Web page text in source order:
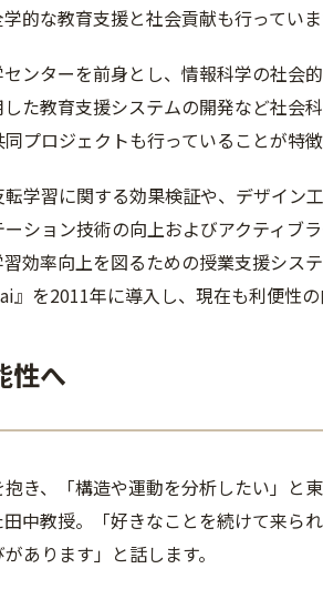
的な教育支援と社会貢献も行っていま
ンターを前身とし、情報科学の社会
た教育支援システムの開発など社会
プロジェクトも行っていることが特徴
学習に関する効果検証や、デザイン
ション技術の向上およびアクティブ
効率向上を図るための授業支援シス
を2011年に導入し、現在も利便性
性へ
き、「構造や運動を分析したい」と
中教授。「好きなことを続けて来ら
あります」と話します。